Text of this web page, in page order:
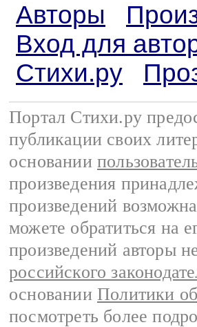
Авторы
Вход для
Стихи.ру
Портал Стихи.ру
публикации своих
основании
произведения
произведений
можете обратиться на
произведений авторы
российского
основании Политики
посмотреть более